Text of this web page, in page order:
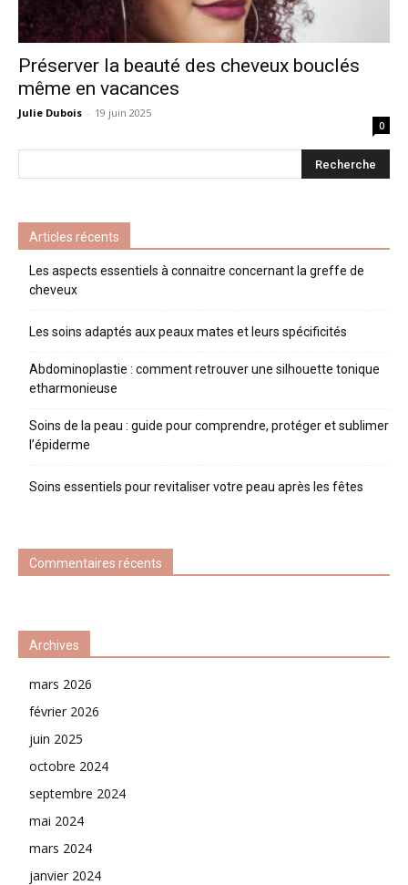
Préserver la beauté des cheveux bouclés
même en vacances
Julie Dubois - 19 juin 2025
0
Articles récents
Les aspects essentiels à connaitre concernant la greffe de
cheveux
Les soins adaptés aux peaux mates et leurs spécificités
Abdominoplastie : comment retrouver une silhouette tonique
etharmonieuse
Soins de la peau : guide pour comprendre, protéger et sublimer
l’épiderme
Soins essentiels pour revitaliser votre peau après les fêtes
Commentaires récents
Archives
mars 2026
février 2026
juin 2025
octobre 2024
septembre 2024
mai 2024
mars 2024
janvier 2024